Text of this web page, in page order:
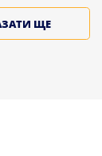
ЩЕ